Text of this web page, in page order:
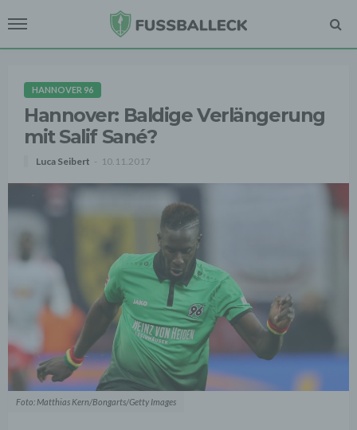
HANNOVER 96
Hannover: Baldige Verlängerung
mit Salif Sané?
Luca Seibert 10.11.2017
Foto: Matthias Kern/Bongarts/Getty Images